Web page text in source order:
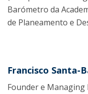
Barómetro da
de Planeamento e
Francisco Santa-
Founder e